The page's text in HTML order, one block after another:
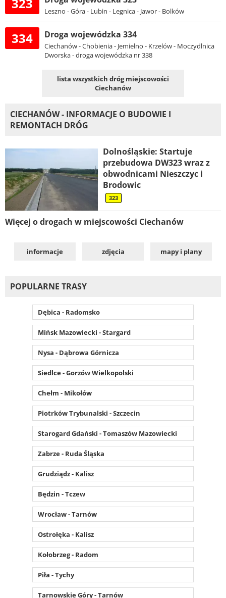
323 Leszno - Góra - Lubin - Legnica - Jawor - Bolków
334 Droga wojewódzka 334
Ciechanów - Chobienia - Jemielno - Krzelów - Moczydlnica
Dworska - droga wojewódzka nr 338
lista wszystkich dróg miejscowości
Ciechanów
CIECHANÓW - INFORMACJE O BUDOWIE I
REMONTACH DRÓG
Dolnośląskie: Startuje
przebudowa DW323 wraz z
obwodnicami Nieszczyc i
Brodowic
323
Więcej o drogach w miejscowości Ciechanów
informacje zdjęcia mapy i plany
POPULARNE TRASY
Dębica - Radomsko
Mińsk Mazowiecki - Stargard
Nysa - Dąbrowa Górnicza
Siedlce - Gorzów Wielkopolski
Chełm - Mikołów
Piotrków Trybunalski - Szczecin
Starogard Gdański - Tomaszów Mazowiecki
Zabrze - Ruda Śląska
Grudziądz - Kalisz
Będzin - Tczew
Wrocław - Tarnów
Ostrołęka - Kalisz
Kołobrzeg - Radom
Piła - Tychy
Tarnowskie Góry - Tarnów